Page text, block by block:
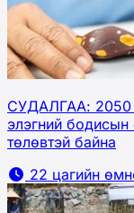
СУДАЛГАА: 2050
элэгний
төлөвтэй байна
22 цагийн